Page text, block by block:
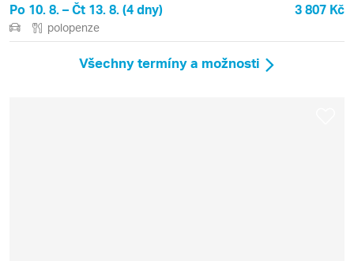
Po 10. 8. – Čt 13. 8. (4 dny) 3 807 Kč
polopenze
Všechny termíny a možnosti